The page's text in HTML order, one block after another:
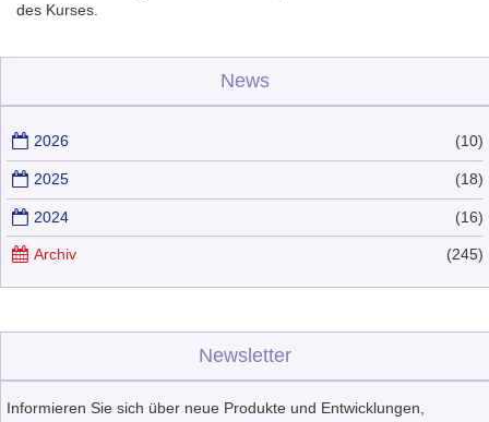
des Kurses.
News
(10)
2026
(18)
2025
(16)
2024
(245)
Archiv
Newsletter
Informieren Sie sich über neue Produkte und Entwicklungen,